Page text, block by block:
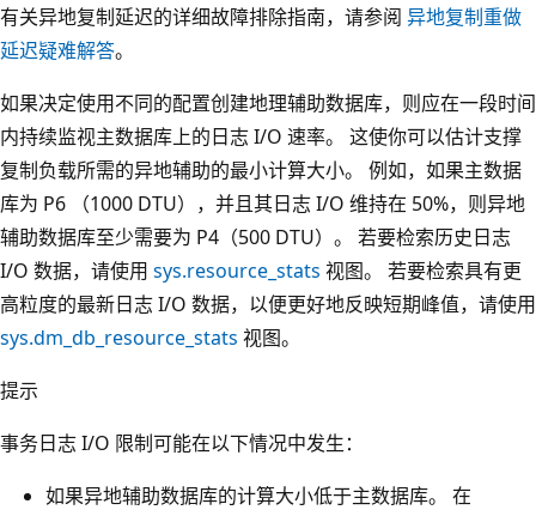
有关异地复制延迟的详细故障排除指南，请参阅 异地复制重做
延迟疑难解答。
如果决定使用不同的配置创建地理辅助数据库，则应在一段时间
内持续监视主数据库上的日志 I/O 速率。 这使你可以估计支撑
复制负载所需的异地辅助的最小计算大小。 例如，如果主数据
库为 P6 （1000 DTU），并且其日志 I/O 维持在 50%，则异地
辅助数据库至少需要为 P4（500 DTU）。 若要检索历史日志
I/O 数据，请使用 sys.resource_stats 视图。 若要检索具有更
高粒度的最新日志 I/O 数据，以便更好地反映短期峰值，请使用
sys.dm_db_resource_stats 视图。
提示
事务日志 I/O 限制可能在以下情况中发生：
如果异地辅助数据库的计算大小低于主数据库。 在